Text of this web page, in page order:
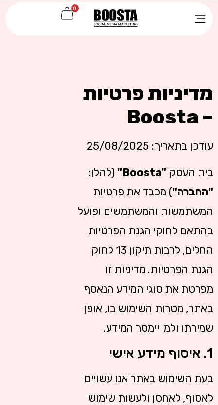
0
מדיניות פרטיות
– Boosta
עודכן בתאריך: 25/08/2025
בית העסק "Boosta"
(להלן:
"החברה") מכבד את פרטיות
המשתמשות והמשתמשים ופועל
בהתאם לחוקי הגנת הפרטיות
החלים, לרבות תיקון 13 לחוק
הגנת הפרטיות. מדיניות זו
מפרטת את סוגי המידע הנאסף
באתר, מטרות השימוש בו, אופן
שמירתו ולמי יימסר המידע.
1. איסוף מידע אישי
בעת השימוש באתר אנו עשויים
לאסוף, לאחסן ולעשות שימוש